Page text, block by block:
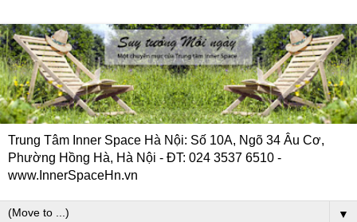
Trung Tâm Inner Space Hà Nội: Số 10A, Ngõ 34 Âu Cơ,
Phường Hồng Hà, Hà Nội - ĐT: 024 3537 6510 -
www.InnerSpaceHn.vn
▼